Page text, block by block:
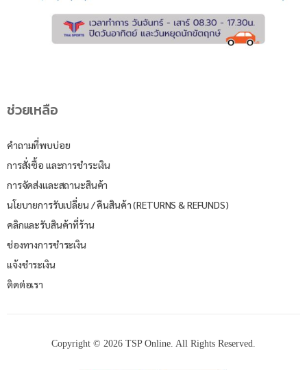
ช่วยเหลือ
คำถามที่พบบ่อย
การสั่งซื้อ และการชำระเงิน
การจัดส่งและสถานะสินค้า
นโยบายการรับเปลี่ยน / คืนสินค้า (RETURNS & REFUNDS)
คลิกและรับสินค้าที่ร้าน
ช่องทางการชำระเงิน
แจ้งชำระเงิน
ติดต่อเรา
Copyright © 2026 TSP Online. All Rights Reserved.